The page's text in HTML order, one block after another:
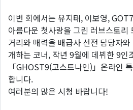
이번 회에서는 유지태, 이보영,
아름다운 첫사랑을 그린 러브스토
거리와 매력을 배급사 선전 담당자
개하는 코너, 작년 9월에 데뷔한 9인
「GHOST9(고스트나인)」온라인
합니다.
여러분의 많은 시청 바랍니다!